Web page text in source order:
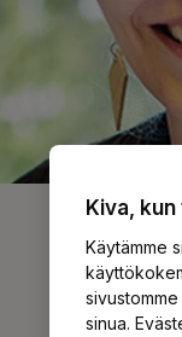
Kiva,
Käytämme
sinua.